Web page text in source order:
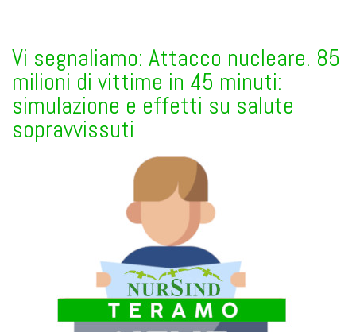
Vi segnaliamo: Attacco nucleare. 85
milioni di vittime in 45 minuti:
simulazione e effetti su salute
sopravvissuti